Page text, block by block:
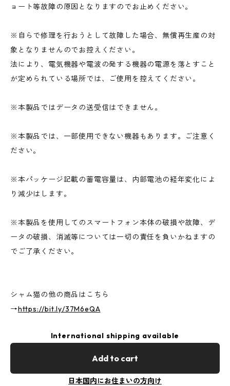
ョート等故障の原因となりますのでお止めください。
※自らで修理を行おうとして故障した場合、無償再生産の対
象となりませんのでお控えください。
法により、電気機器や電波の発する機器の電源を落とすこと
が定められている場所では、ご使用を控えてください。
※本製品ではデータの送受信はできません。
※本製品では、一部使用できない機器もあります。ご注意く
ださい。
※本パッケージ記載の蓄電容量は、内部電池の経年変化によ
り減少はします。
※本製品を使用してのスマートフォン本体の破損や故障、デ
ータの破損、消滅等については一切の責任を負いかねますの
でご了承ください。
シャム猫の他の商品はこちら
→https://bit.ly/37M6eQA
International shipping available
Add to cart
日本国内にお住まいの方向け